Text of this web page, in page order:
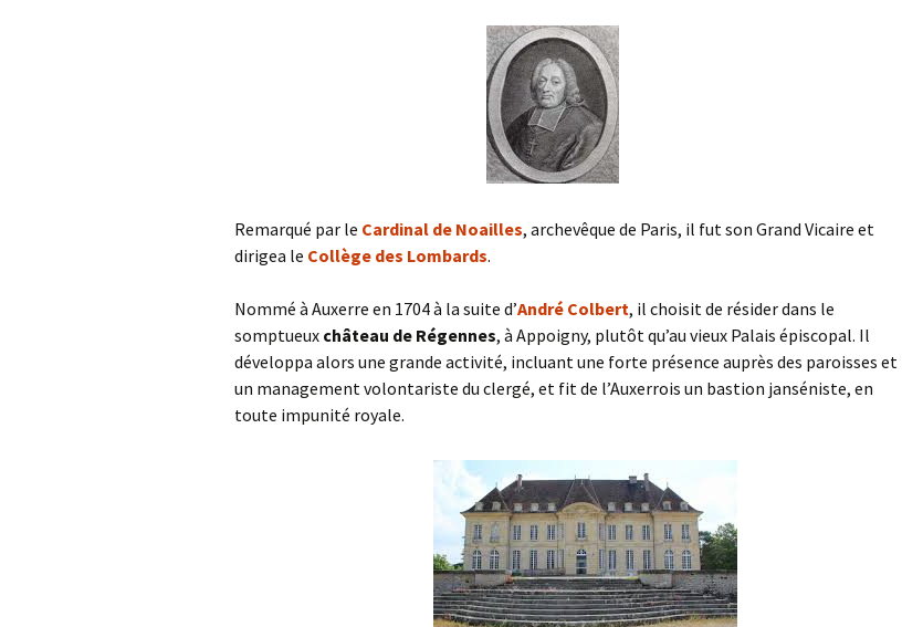
Remarqué par le Cardinal de Noailles, archevêque de Paris, il fut son Grand Vicaire et
dirigea le Collège des Lombards.
Nommé à Auxerre en 1704 à la suite d’André Colbert, il choisit de résider dans le
somptueux château de Régennes, à Appoigny, plutôt qu’au vieux Palais épiscopal. Il
développa alors une grande activité, incluant une forte présence auprès des paroisses et
un management volontariste du clergé, et fit de l’Auxerrois un bastion janséniste, en
toute impunité royale.